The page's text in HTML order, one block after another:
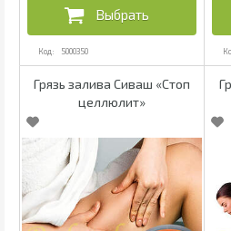
5000350
Грязь залива Сиваш «Стоп
целлюлит»